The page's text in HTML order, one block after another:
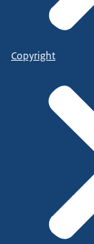
Copyright